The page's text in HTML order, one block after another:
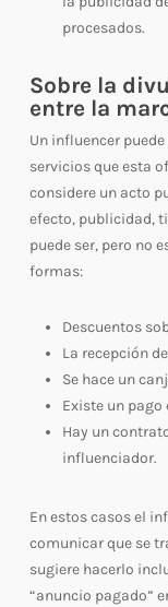
procesados.
Sobre la
entre la
Un influencer
servicios que esta
considere un acto
efecto, publicidad,
puede ser, pero no
formas:
Descuentos
La recepción
Se hace un
Existe un pago
Hay un
influenciador.
En estos casos el
comunicar que se
sugiere hacerlo
“anuncio pagado”